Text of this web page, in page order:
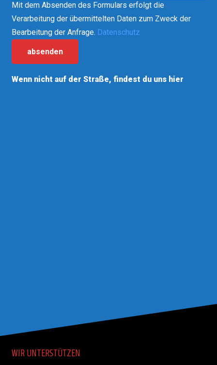
Mit dem Absenden des Formulars erfolgt die
Verarbeitung der übermittelten Daten zum Zweck der
Bearbeitung der Anfrage. Datenschutz
absenden
Wenn nicht auf der Straße, findest du uns hier
WIR UNTERSTÜTZEN